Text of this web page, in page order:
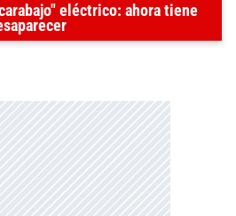
eléctrico: ahora tiene